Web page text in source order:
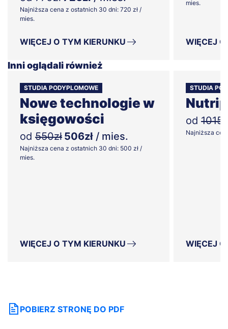
Najniższa cena z ostatnich 30 dni: 720 zł /
mies.
WIĘCEJ O TYM KIERUNKU
mies.
WIĘCEJ
Inni oglądali również
STUDIA PODYPLOMOWE
Nowe technologie w
księgowości
od 550zł 506zł / mies.
Najniższa cena z ostatnich 30 dni: 500 zł /
mies.
WIĘCEJ O TYM KIERUNKU
STUDIA
od
Najniższa
WIĘCEJ
POBIERZ STRONĘ DO PDF